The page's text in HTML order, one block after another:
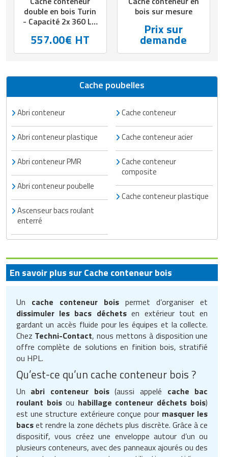
Matériel de musculation
Vêtement sportif
Rôtisserie professionnelle
Sautause professionnelle
Tables de préparation réfrigérées
Ustensile de cuisine
Vaisselle restaurant
Vitrines réfrigérées
Cache poubelles
Abri conteneur
Abri conteneur plastique
Abri conteneur PMR
Abri conteneur poubelle
Ascenseur bacs roulant
enterré
Cache conteneur
Cache conteneur acier
Cache conteneur
composite
Cache conteneur plastique
double en bois Turin
- Capacité 2x 360 L -
x P.1180 x H.1440
mm
557.00€ HT
bois sur mesure
Prix sur
demande
En savoir plus sur Cache conteneur bois
Un cache conteneur bois permet d’organiser et
dissimuler les bacs déchetsen extérieur tout en
gardant un accès fluide pour les équipes et la collecte.
Chez Techni-Contact, nous mettons à disposition une
offre complète de solutions en finition bois, stratifié
ou HPL.
Qu’est-ce qu’un cache conteneur bois ?
Un abri conteneur bois(aussi appelé cache bac
roulant boisou habillage conteneur déchets bois)
est une structure extérieure conçue pour masquer les
bacset rendre la zone déchets plus discrète. Grâce à ce
dispositif, vous créez une enveloppe autour d’un ou
plusieurs conteneurs, avec des panneaux ajourés ou des